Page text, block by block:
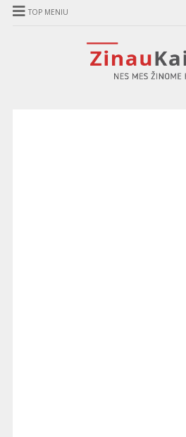
TOP MENIU